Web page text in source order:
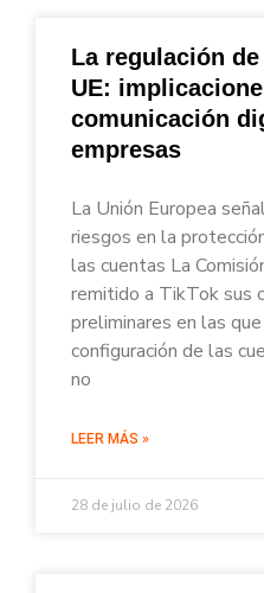
La regulación
UE:
comunicación
empresas
La Unión Europea
riesgos en la
las cuentas La
remitido a TikTok sus
preliminares en las
configuración de las
no
LEER MÁS »
28 de julio de 2026